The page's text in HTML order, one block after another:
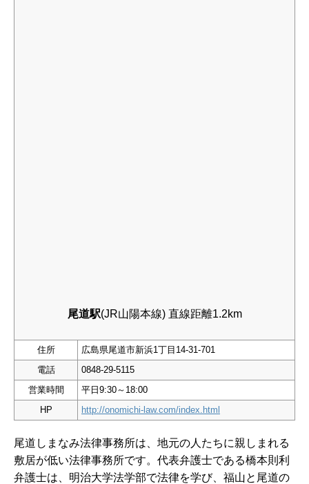
尾道駅(JR山陽本線) 直線距離1.2km
住所
広島県尾道市新浜1丁目14-31-701
電話
0848-29-5115
営業時間
平日9:30～18:00
HP
http://onomichi-law.com/index.html
尾道しまなみ法律事務所は、地元の人たちに親しまれる
敷居が低い法律事務所です。代表弁護士である橋本則利
弁護士は、明治大学法学部で法律を学び、福山と尾道の